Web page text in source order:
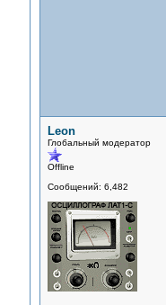
Leon
Глобальный модератор
Offline
Сообщений: 6,482